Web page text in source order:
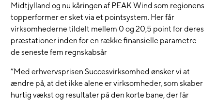
Midtjylland og nu kåringen af PEAK Wind som regionens
topperformer er sket via et pointsystem. Her får
virksomhederne tildelt mellem 0 og 20,5 point for deres
præstationer inden for en række finansielle parametre
de seneste fem regnskabsår
”Med erhvervsprisen Succesvirksomhed ønsker vi at
ændre på, at det ikke alene er virksomheder, som skaber
hurtig vækst og resultater på den korte bane, der får